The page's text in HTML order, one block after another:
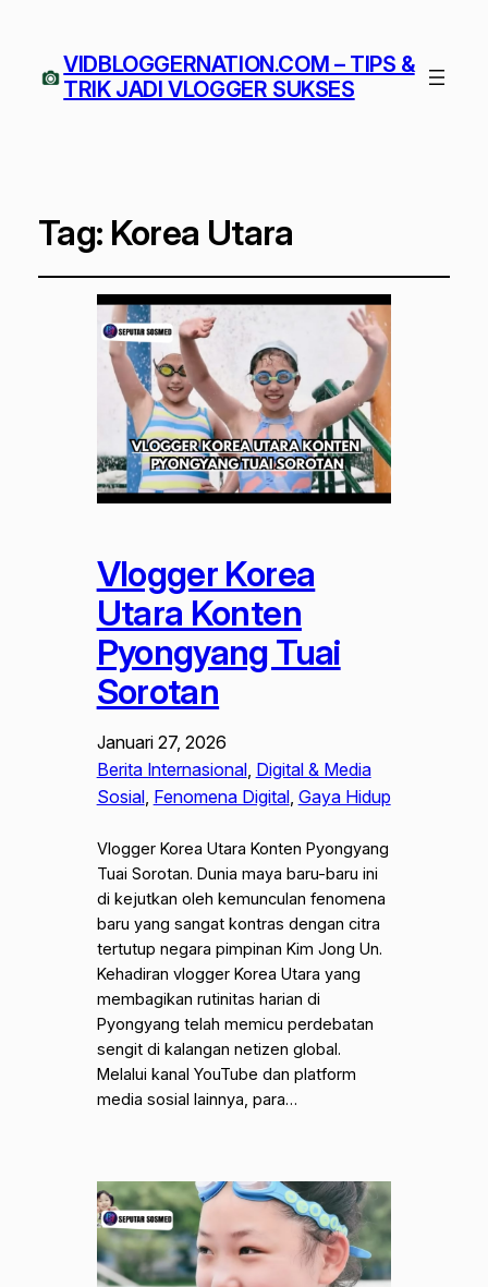
VIDBLOGGERNATION.COM – TIPS &
TRIK JADI VLOGGER SUKSES
Tag: Korea Utara
Vlogger Korea
Utara Konten
Pyongyang Tuai
Sorotan
Januari 27, 2026
Berita Internasional, Digital & Media
Sosial, Fenomena Digital, Gaya Hidup
Vlogger Korea Utara Konten Pyongyang
Tuai Sorotan. Dunia maya baru-baru ini
di kejutkan oleh kemunculan fenomena
baru yang sangat kontras dengan citra
tertutup negara pimpinan Kim Jong Un.
Kehadiran vlogger Korea Utara yang
membagikan rutinitas harian di
Pyongyang telah memicu perdebatan
sengit di kalangan netizen global.
Melalui kanal YouTube dan platform
media sosial lainnya, para…